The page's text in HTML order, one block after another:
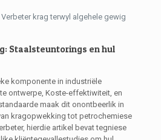
krag terwyl algehele gewig
Staalsteuntorings en hul
komponente in industriële
ontwerpe, Koste-effektiwiteit, en
maak dit onontbeerlik in
kragopwekking tot petrochemiese
hierdie artikel bevat tegniese